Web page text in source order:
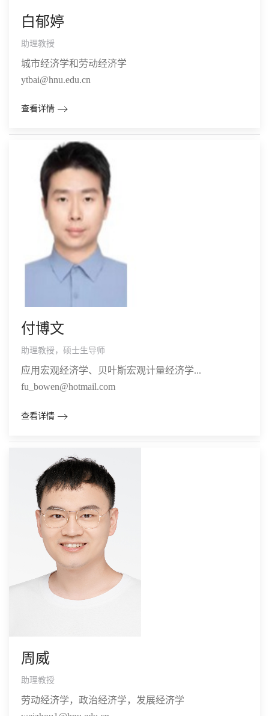
白郁婷
助理教授
城市经济学和劳动经济学
ytbai@hnu.edu.cn
查看详情
付博文
助理教授，硕士生导师
应用宏观经济学、贝叶斯宏观计量经济学...
fu_bowen@hotmail.com
查看详情
周威
助理教授
劳动经济学，政治经济学，发展经济学